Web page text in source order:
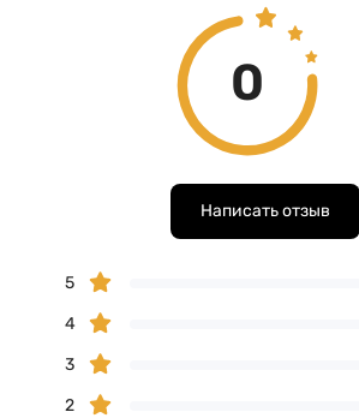
0
Написать отзыв
5
4
3
2